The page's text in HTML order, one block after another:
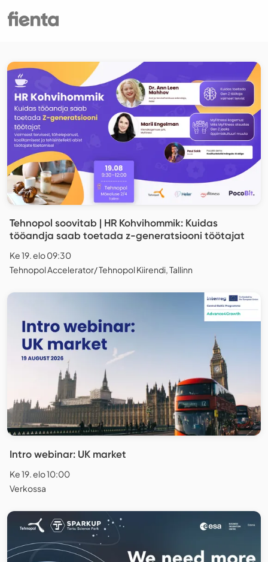
Tehnopol soovitab | HR Kohvihommik: Kuidas
tööandja saab toetada z-generatsiooni töötajat
Ke 19. elo 09:30
Tehnopol Accelerator/ Tehnopol Kiirendi, Tallinn
Intro webinar: UK market
Ke 19. elo 10:00
Verkossa